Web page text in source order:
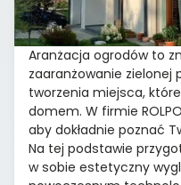
Aranżacja ogrodów to
zaaranżowanie
tworzenia miejsca,
domem. W firmie
aby dokładnie poznać
Na tej podstawie
w sobie estetyczny